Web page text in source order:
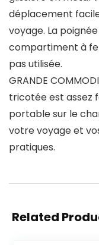
déplacement
voyage. La
compartiment à
pas utilisée.
GRANDE
tricotée est assez
portable sur le
votre voyage et
pratiques.
Related